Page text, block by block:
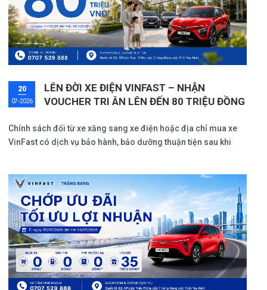
20
07-2026
LÊN ĐỜI XE ĐIỆN VINFAST – NHẬN
VOUCHER TRI ÂN LÊN ĐẾN 80 TRIỆU ĐỒNG
Chính sách đổi từ xe xăng sang xe điện hoặc địa chỉ mua xe
VinFast có dịch vụ bảo hành, bảo dưỡng thuận tiện sau khi